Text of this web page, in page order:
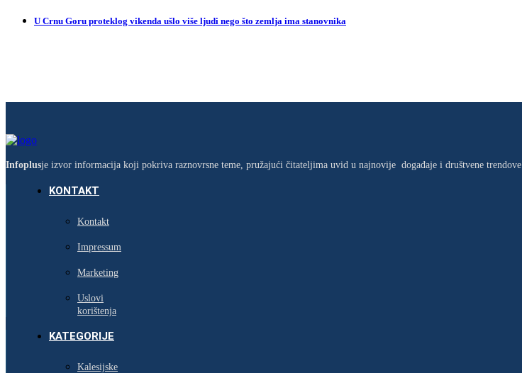
U Crnu Goru proteklog vikenda ušlo više ljudi nego što zemlja ima stanovnika
Infoplusje izvor informacija koji pokriva raznovrsne teme, pružajući čitateljima uvid u najnovije događaje i društvene trendove.
KONTAKT
Kontakt
Impressum
Marketing
Uslovi
korištenja
KATEGORIJE
Kalesijske